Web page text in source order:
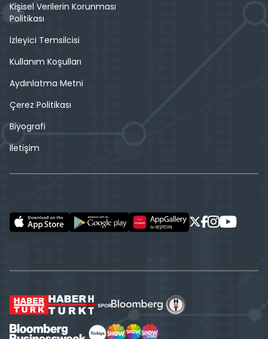
Kişisel Verilerin Korunması
Politikası
İzleyici Temsilcisi
Kullanım Koşulları
Aydınlatma Metni
Çerez Politikası
Biyografi
İletişim